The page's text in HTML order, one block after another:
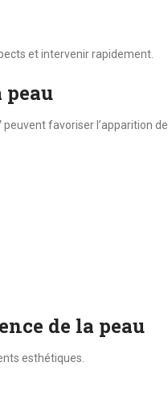
et intervenir rapidement.
peau
favoriser l’apparition de
de la peau
esthétiques.